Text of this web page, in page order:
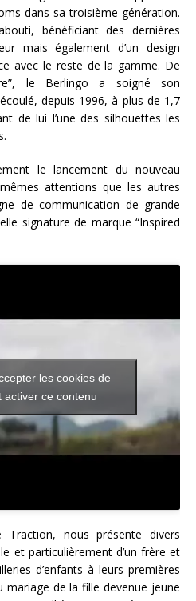
dans sa troisième génération.
bénéficiant des dernières
mais également d’un design
avec le reste de la gamme. De
le Berlingo a soigné son
depuis 1996, à plus de 1,7
de lui l’une des silhouettes les
le lancement du nouveau
attentions que les autres
de communication de grande
signature de marque “Inspired
les cookies de
activer ce contenu
Traction, nous présente divers
et particulièrement d’un frère et
d’enfants à leurs premières
mariage de la fille devenue jeune